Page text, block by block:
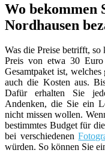
Wo bekommen
Nordhausen
Was die Preise betrifft,
Preis von etwa 30 Euro
Gesamtpaket ist,
auch die Kosten aus.
Dafür erhalten Sie
Andenken, die Sie ein
nicht missen wollen.
bestimmtes Budget für
bei verschiedenen
würden. So können Sie